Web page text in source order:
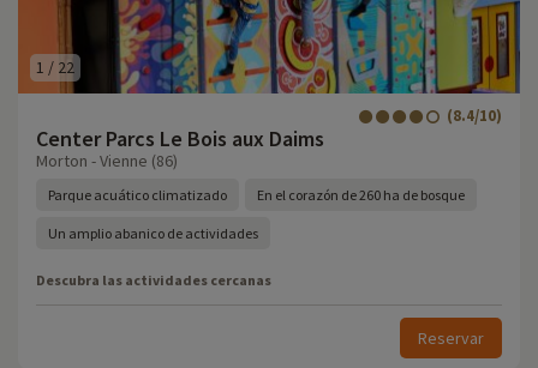
1 / 22
Center Parcs Le Bois aux Daims
(8.4/10)
Morton - Vienne (86)
Parque acuático climatizado En el corazón de 260 ha de bosque
Un amplio abanico de actividades
Descubra las actividades cercanas
Reservar